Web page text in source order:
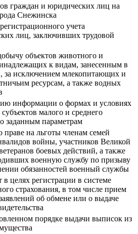
граждан и юридических лиц на
Снежинска
учета
лиц, заключивших трудовой
объектов животного и
к видам, занесенным в
за исключением млекопитающих и
ресурсам, а также водных
информации о формах и условиях
малого и среднего
заданным параметрам
праве на льготы членам семей
войны, участников Великой
боевых действий, а также
военную службу по призыву
обязанностей военный службы
целях регистрации в системе
страхования, в том числе прием
об обмене или о выдаче
порядке выдачи выписок из